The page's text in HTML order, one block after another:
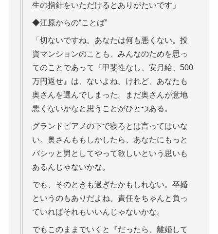
生の指針をいただけるとありがたいです」
◆江原からの“ことば”
「切ないですね。あなたは何も悪くない。投
資マンションのことも、みんなのためを思っ
てのことであって『甲斐性なし、安月給、500
万円返せ』は、ないよね。けれど、あなたも
奥さんを選んでしまった。まだ奥さんが意地
悪くないかなと思うことがひとつある。
グランドピアノの下で寝ろとは言ってはいな
い。奥さんももしかしたら、あなたにもっと
バシッと男としてやって欲しいという思いも
あるんじゃないかな。
でも、そのときも過ぎたかもしれない。卒婚
というのもありだよね。責任をちゃんと負っ
ていればそれもいいんじゃないかな。
でもこのままでいくと『だったら、離婚して